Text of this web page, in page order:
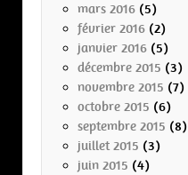
mars 2016 (5)
février 2016 (2)
janvier 2016 (5)
décembre 2015 (3)
novembre 2015 (7)
octobre 2015 (6)
septembre 2015 (8)
juillet 2015 (3)
juin 2015 (4)